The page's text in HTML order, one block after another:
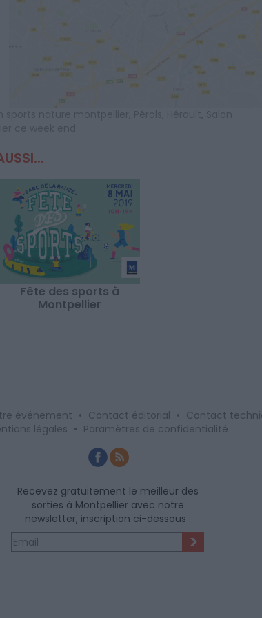
, , ,
Fête des sports à
Montpellier
événement • Contact éditorial • Contact
légales • Paramètres de confidentialité
Recevez gratuitement le meilleur des
sorties à Montpellier avec notre
newsletter, inscription ci-dessous :
>